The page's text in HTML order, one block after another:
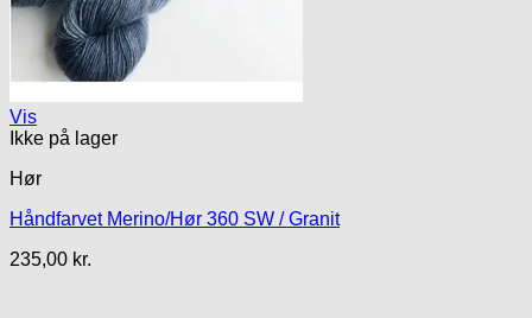
Vis
Ikke på lager
Hør
Håndfarvet Merino/Hør 360 SW / Granit
235,00 kr.